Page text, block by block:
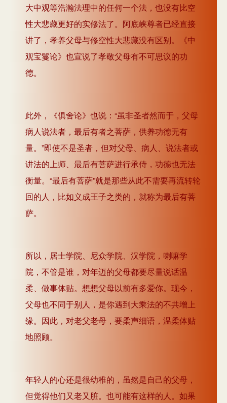
大中观等浩瀚法理中的任何一个法，也没有比空
性大悲藏更好的实修法了。阿底峡尊者已经直接
讲了，孝养父母与修空性大悲藏没有区别。《中
观宝鬘论》也宣说了孝敬父母有不可思议的功
德。
此外，《俱舍论》也说：“虽非圣者然而于，父母
病人说法者，最后有者之菩萨，供养功德无有
量。”即使不是圣者，但对父母、病人、说法者或
讲法的上师、最后有菩萨进行承侍，功德也无法
衡量。“最后有菩萨”就是那些从此不需要再流转轮
回的人，比如义成王子之类的，就称为最后有菩
萨。
所以，居士学院、尼众学院、汉学院，喇嘛学
院，不管是谁，对年迈的父母都要尽量说话温
柔、做事体贴。想想父母以前有多爱你。现今，
父母也不同于别人，是你遇到大乘法的不共增上
缘。因此，对老父老母，要柔声细语，温柔体贴
地照顾。
年轻人的心还是很幼稚的，虽然是自己的父母，
但觉得他们又老又脏。也可能有这样的人。如果